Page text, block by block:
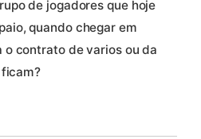
de jogadores que hoje
quando chegar em
contrato de varios ou da